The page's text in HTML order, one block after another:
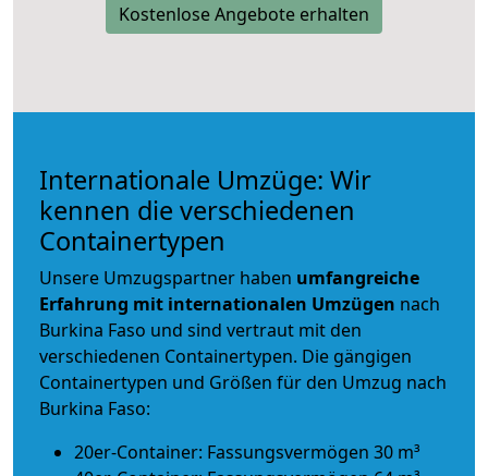
Kostenlose Angebote erhalten
Internationale Umzüge: Wir
kennen die verschiedenen
Containertypen
Unsere Umzugspartner haben umfangreiche
Erfahrung mit internationalen Umzügen nach
Burkina Faso und sind vertraut mit den
verschiedenen Containertypen. Die gängigen
Containertypen und Größen für den Umzug nach
Burkina Faso:
20er-Container: Fassungsvermögen 30 m³